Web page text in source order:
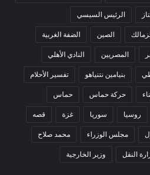
الرئيس السيسي
الصين الضفة الغربية
المصريين النادي الأهلي
بنيامين نتنياهو تفسير الأحلام
حركة حماس حماس
روسيا سوريا غزة قصه
مجلس الوزراء محمد صلاح
النقل وزير الخارجية